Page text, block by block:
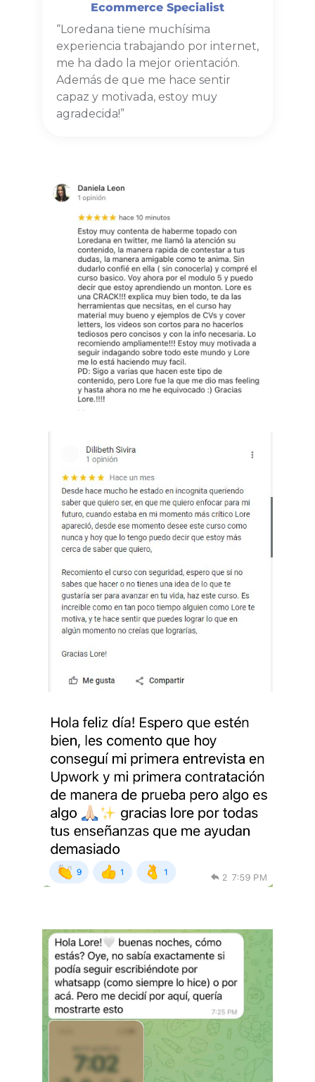
Ecommerce Specialist
“Loredana tiene muchísima
experiencia trabajando por internet,
me ha dado la mejor orientación.
Además de que me hace sentir
capaz y motivada, estoy muy
agradecida!”